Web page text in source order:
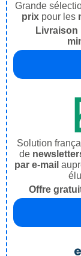
Grande
prix pour les
Livraison
Solution
de
par e-mail
Offre